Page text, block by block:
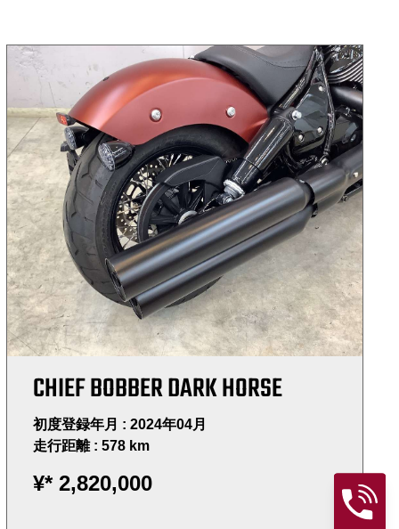
CHIEF BOBBER DARK HORSE
初度登録年月 : 2024年04月
走行距離 : 578 km
¥* 2,820,000